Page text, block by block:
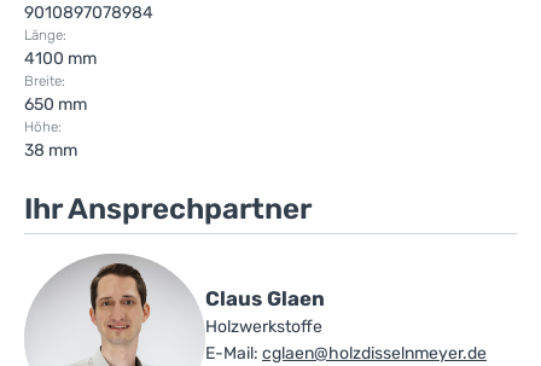
9010897078984
Länge:
4100 mm
Breite:
650 mm
Höhe:
38 mm
Ihr Ansprechpartner
Claus Glaen
Holzwerkstoffe
E-Mail: cglaen@holzdisselnmeyer.de